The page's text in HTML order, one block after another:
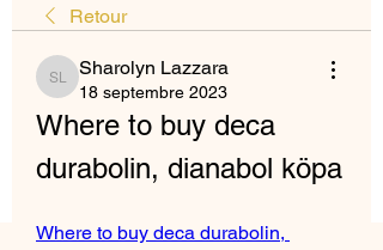
Retour
Sharolyn Lazzara
Sharolyn Lazzara
18 septembre 2023
Where to buy deca
durabolin, dianabol köpa
Where to buy deca durabolin,